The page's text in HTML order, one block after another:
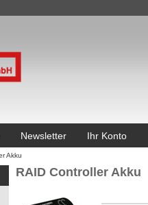
Newsletter Ihr Konto
Akku
RAID Controller Akku